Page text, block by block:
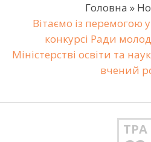
Головна »
Вітаємо із перемогою
конкурсі Ради
Міністерстві освіти та
вчений
ТРА